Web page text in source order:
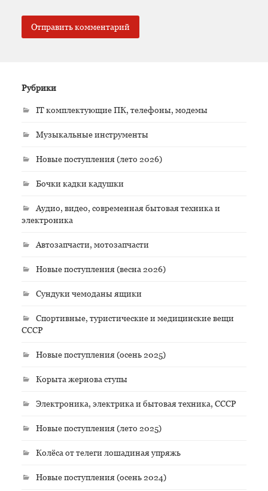
Рубрики
IT комплектующие ПК, телефоны, модемы
Музыкальные инструменты
Новые поступления (лето 2026)
Бочки кадки кадушки
Аудио, видео, современная бытовая техника и
электроника
Автозапчасти, мотозапчасти
Новые поступления (весна 2026)
Сундуки чемоданы ящики
Спортивные, туристические и медицинские вещи
СССР
Новые поступления (осень 2025)
Корыта жернова ступы
Электроника, электрика и бытовая техника, СССР
Новые поступления (лето 2025)
Колёса от телеги лошадиная упряжь
Новые поступления (осень 2024)